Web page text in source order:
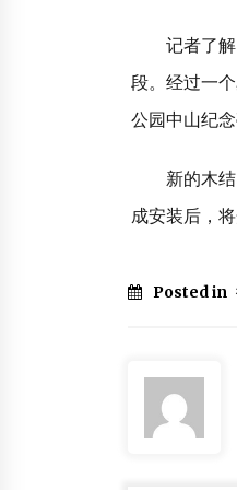
记者了解到
段。经过一
公园中山纪
新的木结构
成安装后，
Posted in